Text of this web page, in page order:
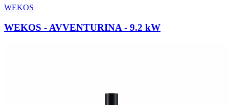
WEKOS
WEKOS - AVVENTURINA - 9.2 kW